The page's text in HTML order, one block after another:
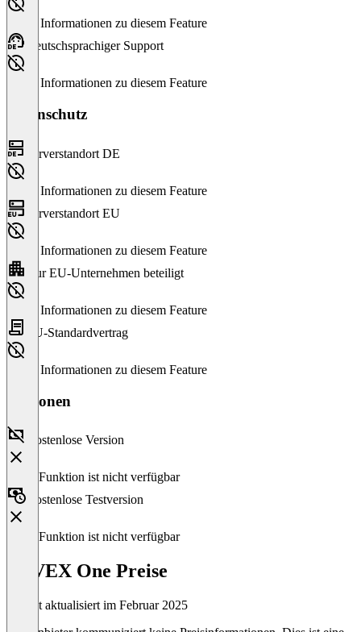
Keine Informationen zu diesem Feature
Deutschsprachiger Support
Keine Informationen zu diesem Feature
Datenschutz
Serverstandort DE
Keine Informationen zu diesem Feature
Serverstandort EU
Keine Informationen zu diesem Feature
Nur EU-Unternehmen beteiligt
Keine Informationen zu diesem Feature
EU-Standardvertrag
Keine Informationen zu diesem Feature
Versionen
Kostenlose Version
Diese Funktion ist nicht verfügbar
Kostenlose Testversion
Diese Funktion ist nicht verfügbar
NAVEX One Preise
Zuletzt aktualisiert im Februar 2025